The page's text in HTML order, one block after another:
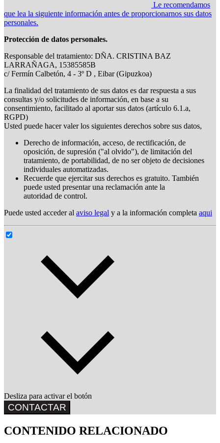
Le recomendamos
que lea la siguiente información antes de proporcionarnos sus datos
personales.
Protección de datos personales.
Responsable del tratamiento: DÑA. CRISTINA BAZ
LARRAÑAGA, 15385585B
c/ Fermín Calbetón, 4 - 3º D , Eibar (Gipuzkoa)
La finalidad del tratamiento de sus datos es dar respuesta a sus
consultas y/o solicitudes de información, en base a su
consentimiento, facilitado al aportar sus datos (artículo 6.1.a,
RGPD)
Usted puede hacer valer los siguientes derechos sobre sus datos,
Derecho de información, acceso, de rectificación, de
oposición, de supresión ("al olvido"), de limitación del
tratamiento, de portabilidad, de no ser objeto de decisiones
individuales automatizadas.
Recuerde que ejercitar sus derechos es gratuito. También
puede usted presentar una reclamación ante la
autoridad de control.
Puede usted acceder al aviso legal y a la información completa aqui
Desliza para activar el botón
CONTACTAR
CONTENIDO RELACIONADO